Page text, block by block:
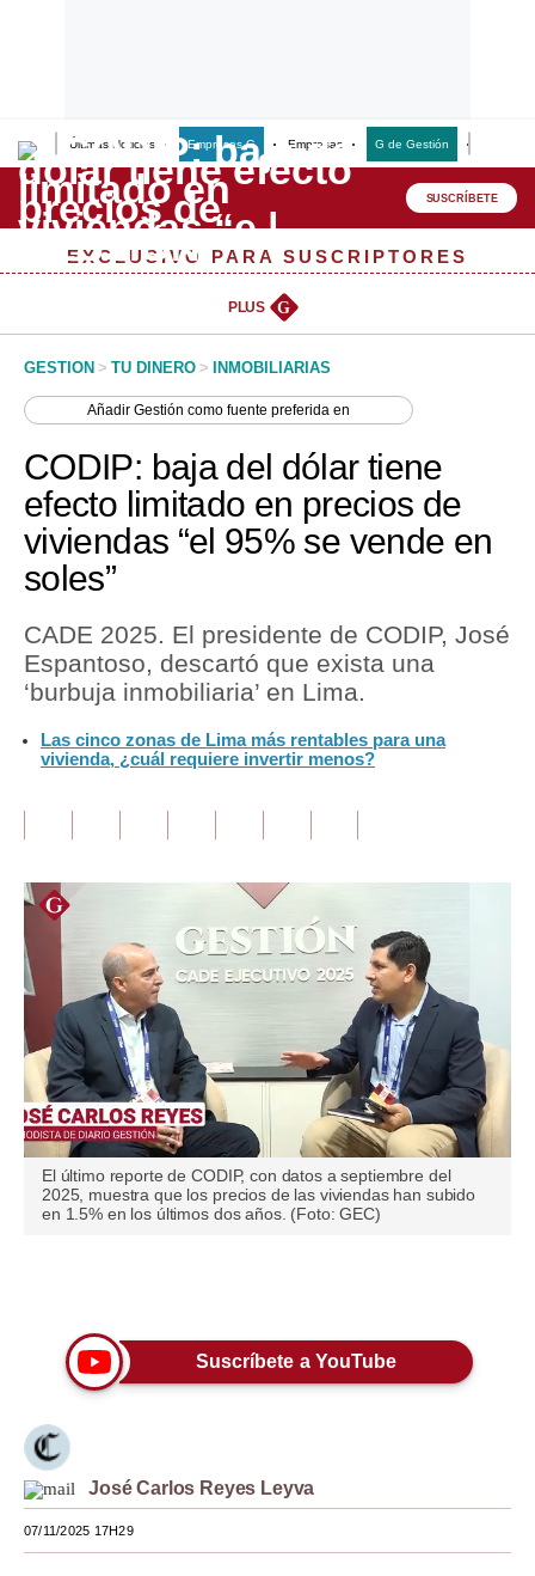
Últimas Noticias Empresas G Empresas G de Gestión
Lo último
Peru Quiosco
Management & Empleo
Perú
Política
Tu Dinero
Finanzas Personales
Inmobiliarias
Opinión
Blogs
Tendencias
Lujo
Viajes
Moda
Estilos
Mundo
España
Internacional
Tecnología
Club del Suscriptor
Mix
SUSCRÍBETE
EXCLUSIVO PARA SUSCRIPTORES
PLUS G
GESTION > TU DINERO > INMOBILIARIAS
AñadirGestión como fuente preferida en
CODIP: baja del dólar tiene
efecto limitado en precios de
viviendas “el 95% se vende en
soles”
CADE 2025. El presidente de CODIP, José
Espantoso, descartó que exista una
‘burbuja inmobiliaria’ en Lima.
Las cinco zonas de Lima más rentables para una
vivienda, ¿cuál requiere invertir menos?
El último reporte de CODIP, con datos a septiembre del
2025, muestra que los precios de las viviendas han subido
en 1.5% en los últimos dos años. (Foto: GEC)
Suscríbete a YouTube
José Carlos Reyes Leyva
07/11/2025 17H29